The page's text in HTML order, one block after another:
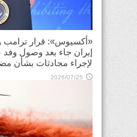
«أكسيوس»: قرار
إيران جاء بعد وصول
لإجراء محادثات بشأن
2026/07/25